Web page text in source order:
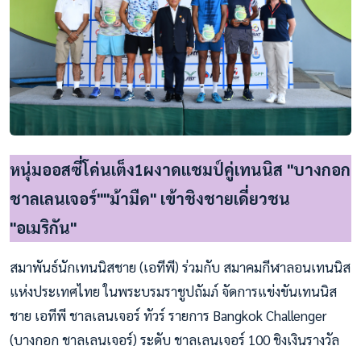
หนุ่มออสซี่โค่นเต็ง1ผงาดแชมป์คู่เทนนิส "บางกอก
ชาลเลนเจอร์""ม้ามืด" เข้าชิงชายเดี่ยวชน
"อเมริกัน"
สมาพันธ์นักเทนนิสชาย (เอทีพี) ร่วมกับ สมาคมกีฬาลอนเทนนิส
แห่งประเทศไทย ในพระบรมราชูปถัมภ์ จัดการแข่งขันเทนนิส
ชาย เอทีพี ชาลเลนเจอร์ ทัวร์ รายการ Bangkok Challenger
(บางกอก ชาลเลนเจอร์) ระดับ ชาลเลนเจอร์ 100 ชิงเงินรางวัล